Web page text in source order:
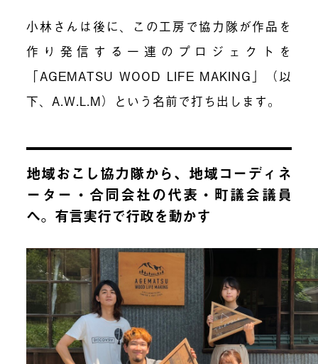
小林さんは後に、この工房で協力隊が作品を
作り発信する一連のプロジェクトを
「AGEMATSU WOOD LIFE MAKING」
（以
下、A.W.L.M）という名前で打ち出します。
地域おこし協力隊から、地域コーディネ
ーター・合同会社の代表・町議会議員
へ。有言実行で行政を動かす